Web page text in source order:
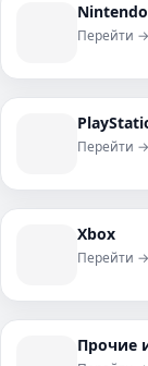
Nintendo
Перейти →
Перейти →
Xbox
Перейти →
Прочие